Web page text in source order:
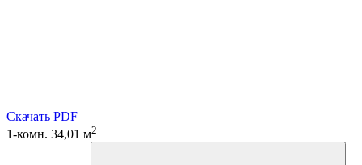
Скачать PDF
1-комн. 34,01 м2